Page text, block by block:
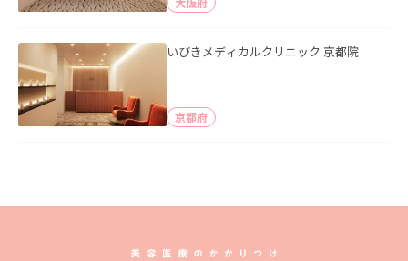
いびきメディカルクリニック 京都院
京都府